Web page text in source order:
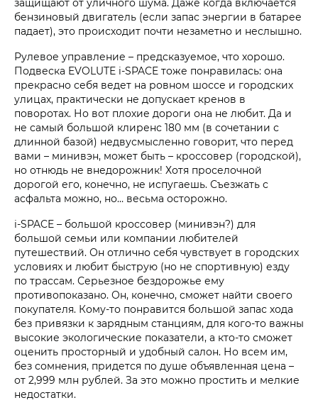
защищают от уличного шума. Даже когда включается
бензиновый двигатель (если запас энергии в батарее
падает), это происходит почти незаметно и неслышно.
Рулевое управление – предсказуемое, что хорошо.
Подвеска EVOLUTE i‑SPACE тоже понравилась: она
прекрасно себя ведет на ровном шоссе и городских
улицах, практически не допускает кренов в
поворотах. Но вот плохие дороги она не любит. Да и
не самый большой клиренс 180 мм (в сочетании с
длинной базой) недвусмысленно говорит, что перед
вами – минивэн, может быть – кроссовер (городской),
но отнюдь не внедорожник! Хотя проселочной
дорогой его, конечно, не испугаешь. Съезжать с
асфальта можно, но… весьма осторожно.
i‑SPACE – большой кроссовер (минивэн?) для
большой семьи или компании любителей
путешествий. Он отлично себя чувствует в городских
условиях и любит быструю (но не спортивную) езду
по трассам. Серьезное бездорожье ему
противопоказано. Он, конечно, сможет найти своего
покупателя. Кому-то понравится большой запас хода
без привязки к зарядным станциям, для кого-то важны
высокие экологические показатели, а кто-то сможет
оценить просторный и удобный салон. Но всем им,
без сомнения, придется по душе объявленная цена –
от 2,999 млн рублей. За это можно простить и мелкие
недостатки.